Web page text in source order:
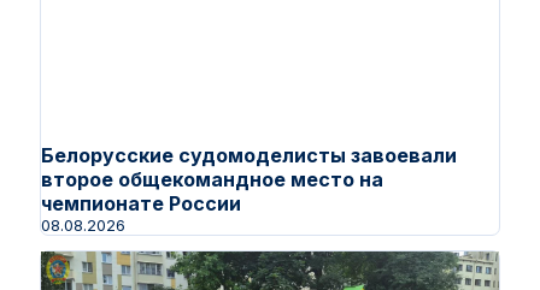
Белорусские судомоделисты завоевали
второе общекомандное место на
чемпионате России
08.08.2026